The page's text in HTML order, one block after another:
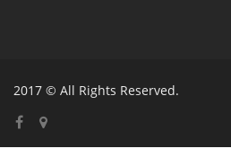
2017 © All Rights Reserved.